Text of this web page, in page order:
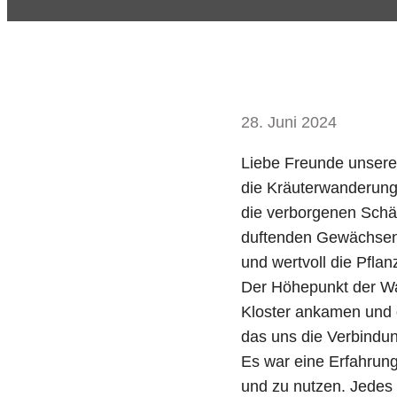
28. Juni 2024
Liebe Freunde
die
die verborgenen
duftenden
und wertvoll die
Der Höhepunkt der
Kloster ankamen
das uns die
Es war eine
und zu nutzen.